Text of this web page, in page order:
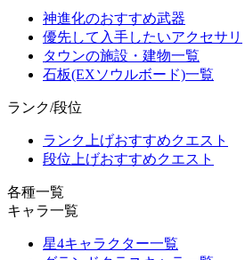
神進化のおすすめ武器
優先して入手したいアクセサリ
タウンの施設・建物一覧
石板(EXソウルボード)一覧
ランク/段位
ランク上げおすすめクエスト
段位上げおすすめクエスト
各種一覧
キャラ一覧
星4キャラクター一覧